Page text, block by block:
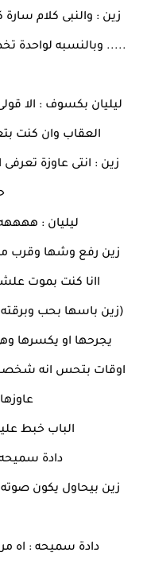
زين : والنبى كلام
..... وبالنسبه لواحدة
ليليان بكسوف : الا
العقاب وان كنت
زين : انتى عاوزة
ليليان :
زين رفع وشها وقرب
اانا كنت بموت
(زين باسها بحب وبرقته
يجرحها او يكسرها
اوقات بتحس انه
الباب خبط
دادة
زين بيحاول يكون صوته
دادة سميحه : اه